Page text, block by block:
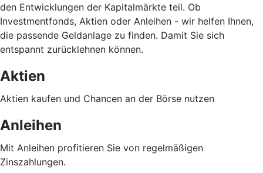
den Entwicklungen der Kapitalmärkte teil. Ob
Investmentfonds, Aktien oder Anleihen - wir helfen Ihnen,
die passende Geldanlage zu finden. Damit Sie sich
entspannt zurücklehnen können.
Aktien
Aktien kaufen und Chancen an der Börse nutzen
Anleihen
Mit Anleihen profitieren Sie von regelmäßigen
Zinszahlungen.